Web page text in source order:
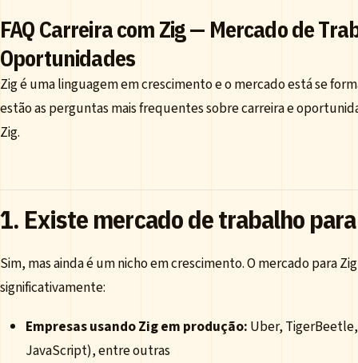
FAQ Carreira com Zig — Mercado de
Oportunidades
Zig é uma linguagem em crescimento e o mercado está se
estão as perguntas mais frequentes sobre carreira e
Zig.
1. Existe mercado de trabalho
Sim, mas ainda é um nicho em crescimento. O mercado para
significativamente:
Empresas usando Zig em produção: Uber,
JavaScript), entre outras